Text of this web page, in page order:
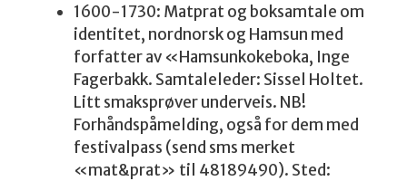
1600-1730: Matprat og boksamtale om
identitet, nordnorsk og Hamsun med
forfatter av «Hamsunkokeboka, Inge
Fagerbakk. Samtaleleder: Sissel Holtet.
Litt smaksprøver underveis. NB!
Forhåndspåmelding, også for dem med
festivalpass (send sms merket
«mat&prat» til 48189490). Sted: